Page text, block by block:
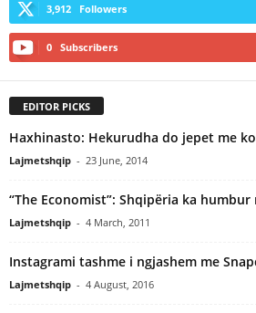
3,912 Followers
0 Subscribers
EDITOR PICKS
Haxhinasto: Hekurudha do jepet me
Lajmetshqip - 23 June, 2014
“The Economist”: Shqipëria ka
Lajmetshqip - 4 March, 2011
Instagrami tashme i ngjashem me
Lajmetshqip - 4 August, 2016